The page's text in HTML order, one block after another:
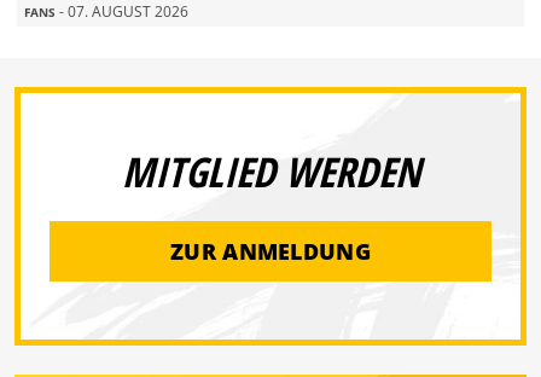
FANS - 07. AUGUST 2026
MITGLIED WERDEN
ZUR ANMELDUNG